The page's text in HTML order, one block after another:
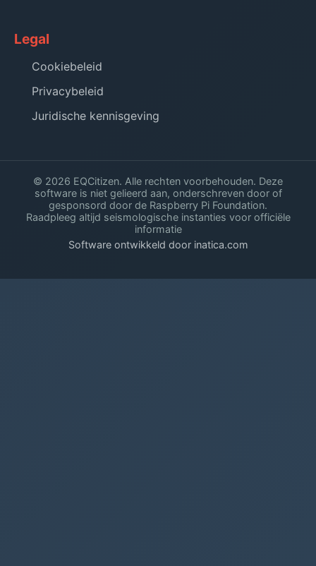
Legal
Cookiebeleid
Privacybeleid
Juridische kennisgeving
© 2026 EQCitizen. Alle rechten voorbehouden. Deze
software is niet gelieerd aan, onderschreven door of
gesponsord door de Raspberry Pi Foundation.
Raadpleeg altijd seismologische instanties voor officiële
informatie
Software ontwikkeld door inatica.com